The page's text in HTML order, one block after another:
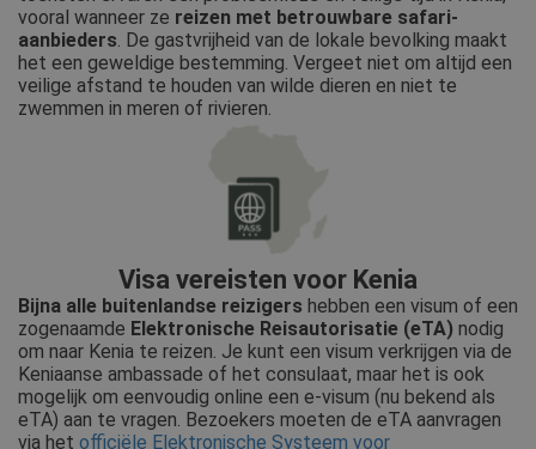
vooral wanneer ze reizen met betrouwbare safari-
aanbieders . De gastvrijheid van de lokale bevolking maakt
het een geweldige bestemming. Vergeet niet om altijd een
veilige afstand te houden van wilde dieren en niet te
zwemmen in meren of rivieren.
Visa vereisten voor Kenia
Bijna alle buitenlandse reizigers hebben een visum of een
zogenaamde Elektronische Reisautorisatie (eTA) nodig
om naar Kenia te reizen. Je kunt een visum verkrijgen via de
Keniaanse ambassade of het consulaat, maar het is ook
mogelijk om eenvoudig online een e-visum (nu bekend als
eTA) aan te vragen. Bezoekers moeten de eTA aanvragen
via het officiële Elektronische Systeem voor